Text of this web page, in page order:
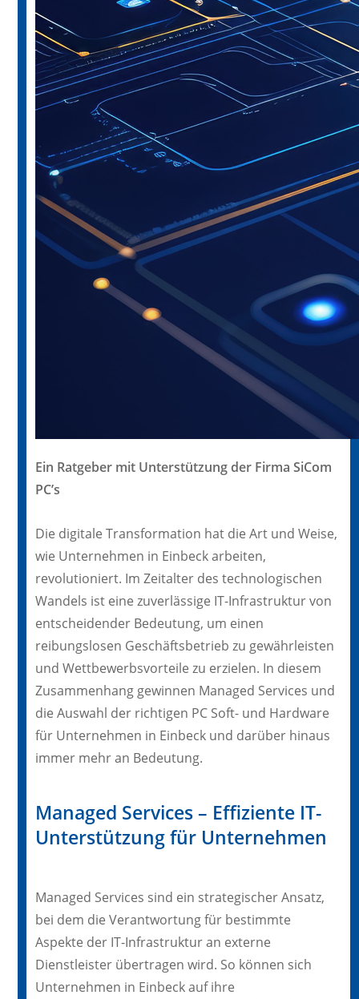
Ein Ratgeber mit Unterstützung der Firma SiCom
PC’s
Die digitale Transformation hat die Art und Weise,
wie Unternehmen in Einbeck arbeiten,
revolutioniert. Im Zeitalter des technologischen
Wandels ist eine zuverlässige IT-Infrastruktur von
entscheidender Bedeutung, um einen
reibungslosen Geschäftsbetrieb zu gewährleisten
und Wettbewerbsvorteile zu erzielen. In diesem
Zusammenhang gewinnen Managed Services und
die Auswahl der richtigen PC Soft- und Hardware
für Unternehmen in Einbeck und darüber hinaus
immer mehr an Bedeutung.
Managed Services – Effiziente IT-
Unterstützung für Unternehmen
Managed Services sind ein strategischer Ansatz,
bei dem die Verantwortung für bestimmte
Aspekte der IT-Infrastruktur an externe
Dienstleister übertragen wird. So können sich
Unternehmen in Einbeck auf ihre